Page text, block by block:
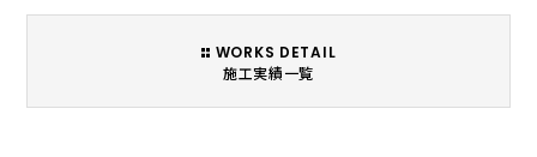
WORKS DETAIL
施工実績一覧